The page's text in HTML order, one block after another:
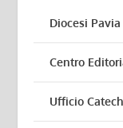
Diocesi Pavia
Centro
Ufficio